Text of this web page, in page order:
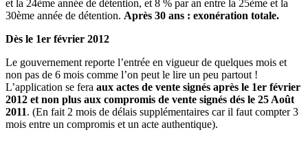
et la 24ème année de détention, et 8 % par an entre la 25ème et la
30ème année de détention. Après 30 ans : exonération totale.
Dès le 1er février 2012
Le gouvernement reporte l’entrée en vigueur de quelques mois et
non pas de 6 mois comme l’on peut le lire un peu partout !
L’application se fera aux actes de vente signés après le 1er février
2012 et non plus aux compromis de vente signés dés le 25 Août
2011. (En fait 2 mois de délais supplémentaires car il faut compter 3
mois entre un compromis et un acte authentique).